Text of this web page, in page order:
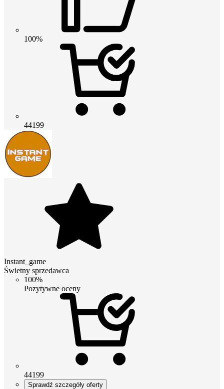
100%
44199
Instant_game
Świetny sprzedawca
100%
Pozytywne oceny
44199
Sprawdź szczegóły oferty